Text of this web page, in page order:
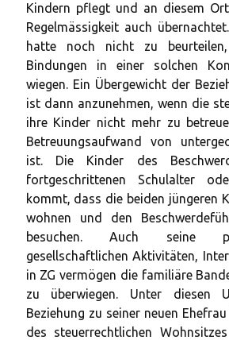
Kindern pflegt und an diesem
Regelmässigkeit auch
hatte noch nicht zu
Bindungen in einer solchen
wiegen. Ein Übergewicht der
ist dann anzunehmen, wenn die
ihre Kinder nicht mehr zu
Betreuungsaufwand von
ist. Die Kinder des
fortgeschrittenen Schulalter
kommt, dass die beiden jüngeren
wohnen und den
besuchen. Auch seine
gesellschaftlichen Aktivitäten,
in ZG vermögen die familiäre
zu überwiegen. Unter diesen
Beziehung zu seiner neuen
des steuerrechtlichen